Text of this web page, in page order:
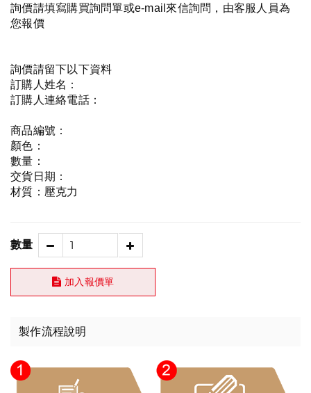
詢價請填寫購買詢問單或e-mail來信詢問，由客服人員為
您報價
詢價請留下以下資料
訂購人姓名：
訂購人連絡電話：
商品編號：
顏色：
數量：
交貨日期：
材質：壓克力
數量
加入報價單
製作流程說明